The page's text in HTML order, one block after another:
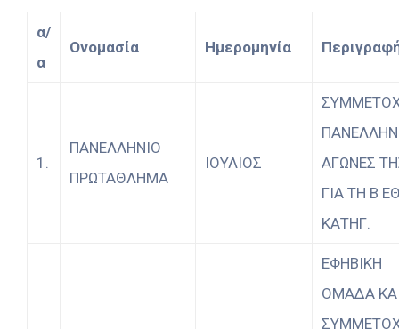
α/
α
Ονομασία Ημερομηνία
1.
ΠΑΝΕΛΛΗΝΙΟ
ΠΡΩΤΑΘΛΗΜΑ
ΙΟΥΛΙΟΣ
ΑΓΩΝΕΣ
ΓΙΑ ΤΗ Β
ΚΑΤΗΓ.
ΕΦΗΒΙΚΗ
ΟΜΑΔΑ